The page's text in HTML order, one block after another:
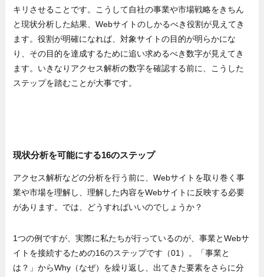
キリさせることです。こうして自社の事業や市場戦略をきちん
と現状分析した結果、Webサイトのしかるべき役割が見えてき
ます。役割が明確になれば、対象サイトの目的が明らかにな
り、その目的を達成するために追い求めるべき数字が見えてき
ます。いきなりアクセス解析の数字を確認する前に、こうした
ステップを踏むことが大事です。
現状分析を可能にする16のステップ
アクセス解析などの分析を行う前に、Webサイトを取り巻く事
業や市場を理解し、理解した内容をWebサイトに反映する必要
があります。では、どうすればいいのでしょうか？
1つの例ですが、実際に私たちが行っているのが、事業とWebサ
イトを接続するための16のステップです（01）。「事業と
は？」からWhy（なぜ）を繰り返し、出てきた要素をさらに分